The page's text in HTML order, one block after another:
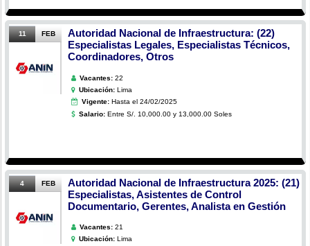
11 FEB
Autoridad Nacional de Infraestructura: (22)
Especialistas Legales, Especialistas Técnicos,
Coordinadores, Otros
Vacantes: 22
Ubicación: Lima
Vigente: Hasta el 24/02/2025
Salario: Entre S/. 10,000.00 y 13,000.00 Soles
4 FEB
Autoridad Nacional de Infraestructura 2025: (21)
Especialistas, Asistentes de Control
Documentario, Gerentes, Analista en Gestión
Vacantes: 21
Ubicación: Lima